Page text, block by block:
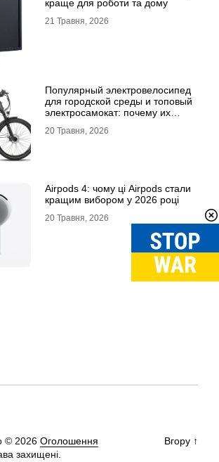
краще для роботи та дому
21 Травня, 2026
Популярный электровелосипед
для городской среды и топовый
электросамокат: почему их
20 Травня, 2026
Airpods 4: чому ці Airpods стали
кращим вибором у 2026 році
20 Травня, 2026
© 2026 Оголошення
захищені.
Вгору ↑